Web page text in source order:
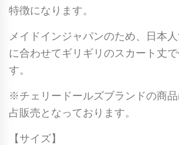
特徴になります。
メイドインジャパンのため、日本
に合わせてギリギリのスカート丈
す。
※チェリードールズブランドの商
占販売となっております。
【サイズ】